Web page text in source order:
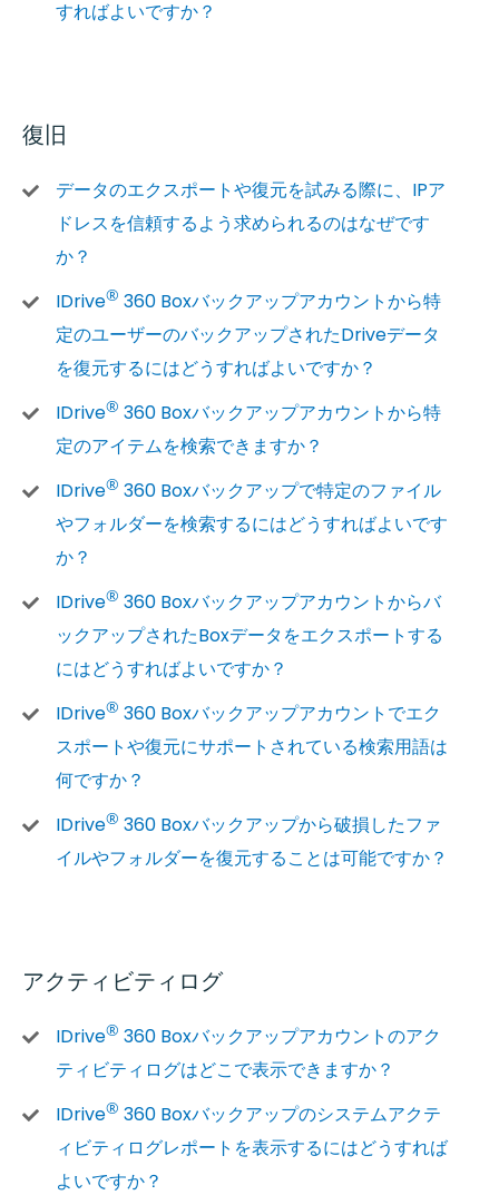
すればよいですか？
復旧
データのエクスポートや復元を試みる際に、IPア
ドレスを信頼するよう求められるのはなぜです
か？
IDrive® 360 Boxバックアップアカウントから特
定のユーザーのバックアップされたDriveデータ
を復元するにはどうすればよいですか？
IDrive® 360 Boxバックアップアカウントから特
定のアイテムを検索できますか？
IDrive® 360 Boxバックアップで特定のファイル
やフォルダーを検索するにはどうすればよいです
か？
IDrive® 360 Boxバックアップアカウントからバ
ックアップされたBoxデータをエクスポートする
にはどうすればよいですか？
IDrive® 360 Boxバックアップアカウントでエク
スポートや復元にサポートされている検索用語は
何ですか？
IDrive® 360 Boxバックアップから破損したファ
イルやフォルダーを復元することは可能ですか？
アクティビティログ
IDrive® 360 Boxバックアップアカウントのアク
ティビティログはどこで表示できますか？
IDrive® 360 Boxバックアップのシステムアクテ
ィビティログレポートを表示するにはどうすれば
よいですか？